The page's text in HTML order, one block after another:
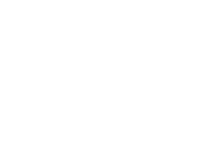
кунжута и другие